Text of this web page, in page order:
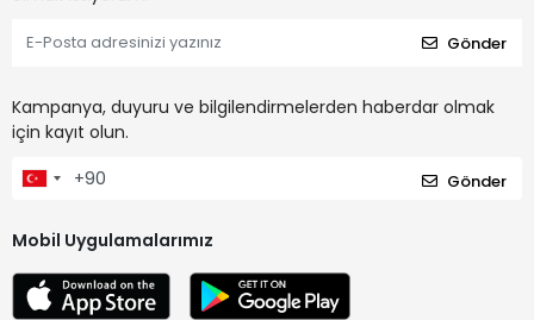
Gönder
Kampanya, duyuru ve bilgilendirmelerden haberdar olmak
için kayıt olun.
Gönder
Mobil Uygulamalarımız